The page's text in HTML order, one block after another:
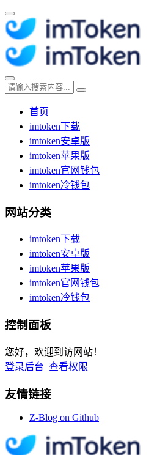
首页
imtoken下载
imtoken安卓版
imtoken苹果版
imtoken官网钱包
imtoken冷钱包
网站分类
imtoken下载
imtoken安卓版
imtoken苹果版
imtoken官网钱包
imtoken冷钱包
控制面板
您好，欢迎到访网站！
登录后台 查看权限
友情链接
Z-Blog on Github